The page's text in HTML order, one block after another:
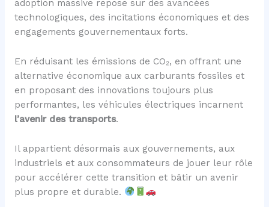
adoption massive repose sur des avancées
technologiques, des incitations économiques et des
engagements gouvernementaux forts.
En réduisant les émissions de CO₂, en offrant une
alternative économique aux carburants fossiles et
en proposant des innovations toujours plus
performantes, les véhicules électriques incarnent
l’avenir des transports.
Il appartient désormais aux gouvernements, aux
industriels et aux consommateurs de jouer leur rôle
pour accélérer cette transition et bâtir un avenir
plus propre et durable.